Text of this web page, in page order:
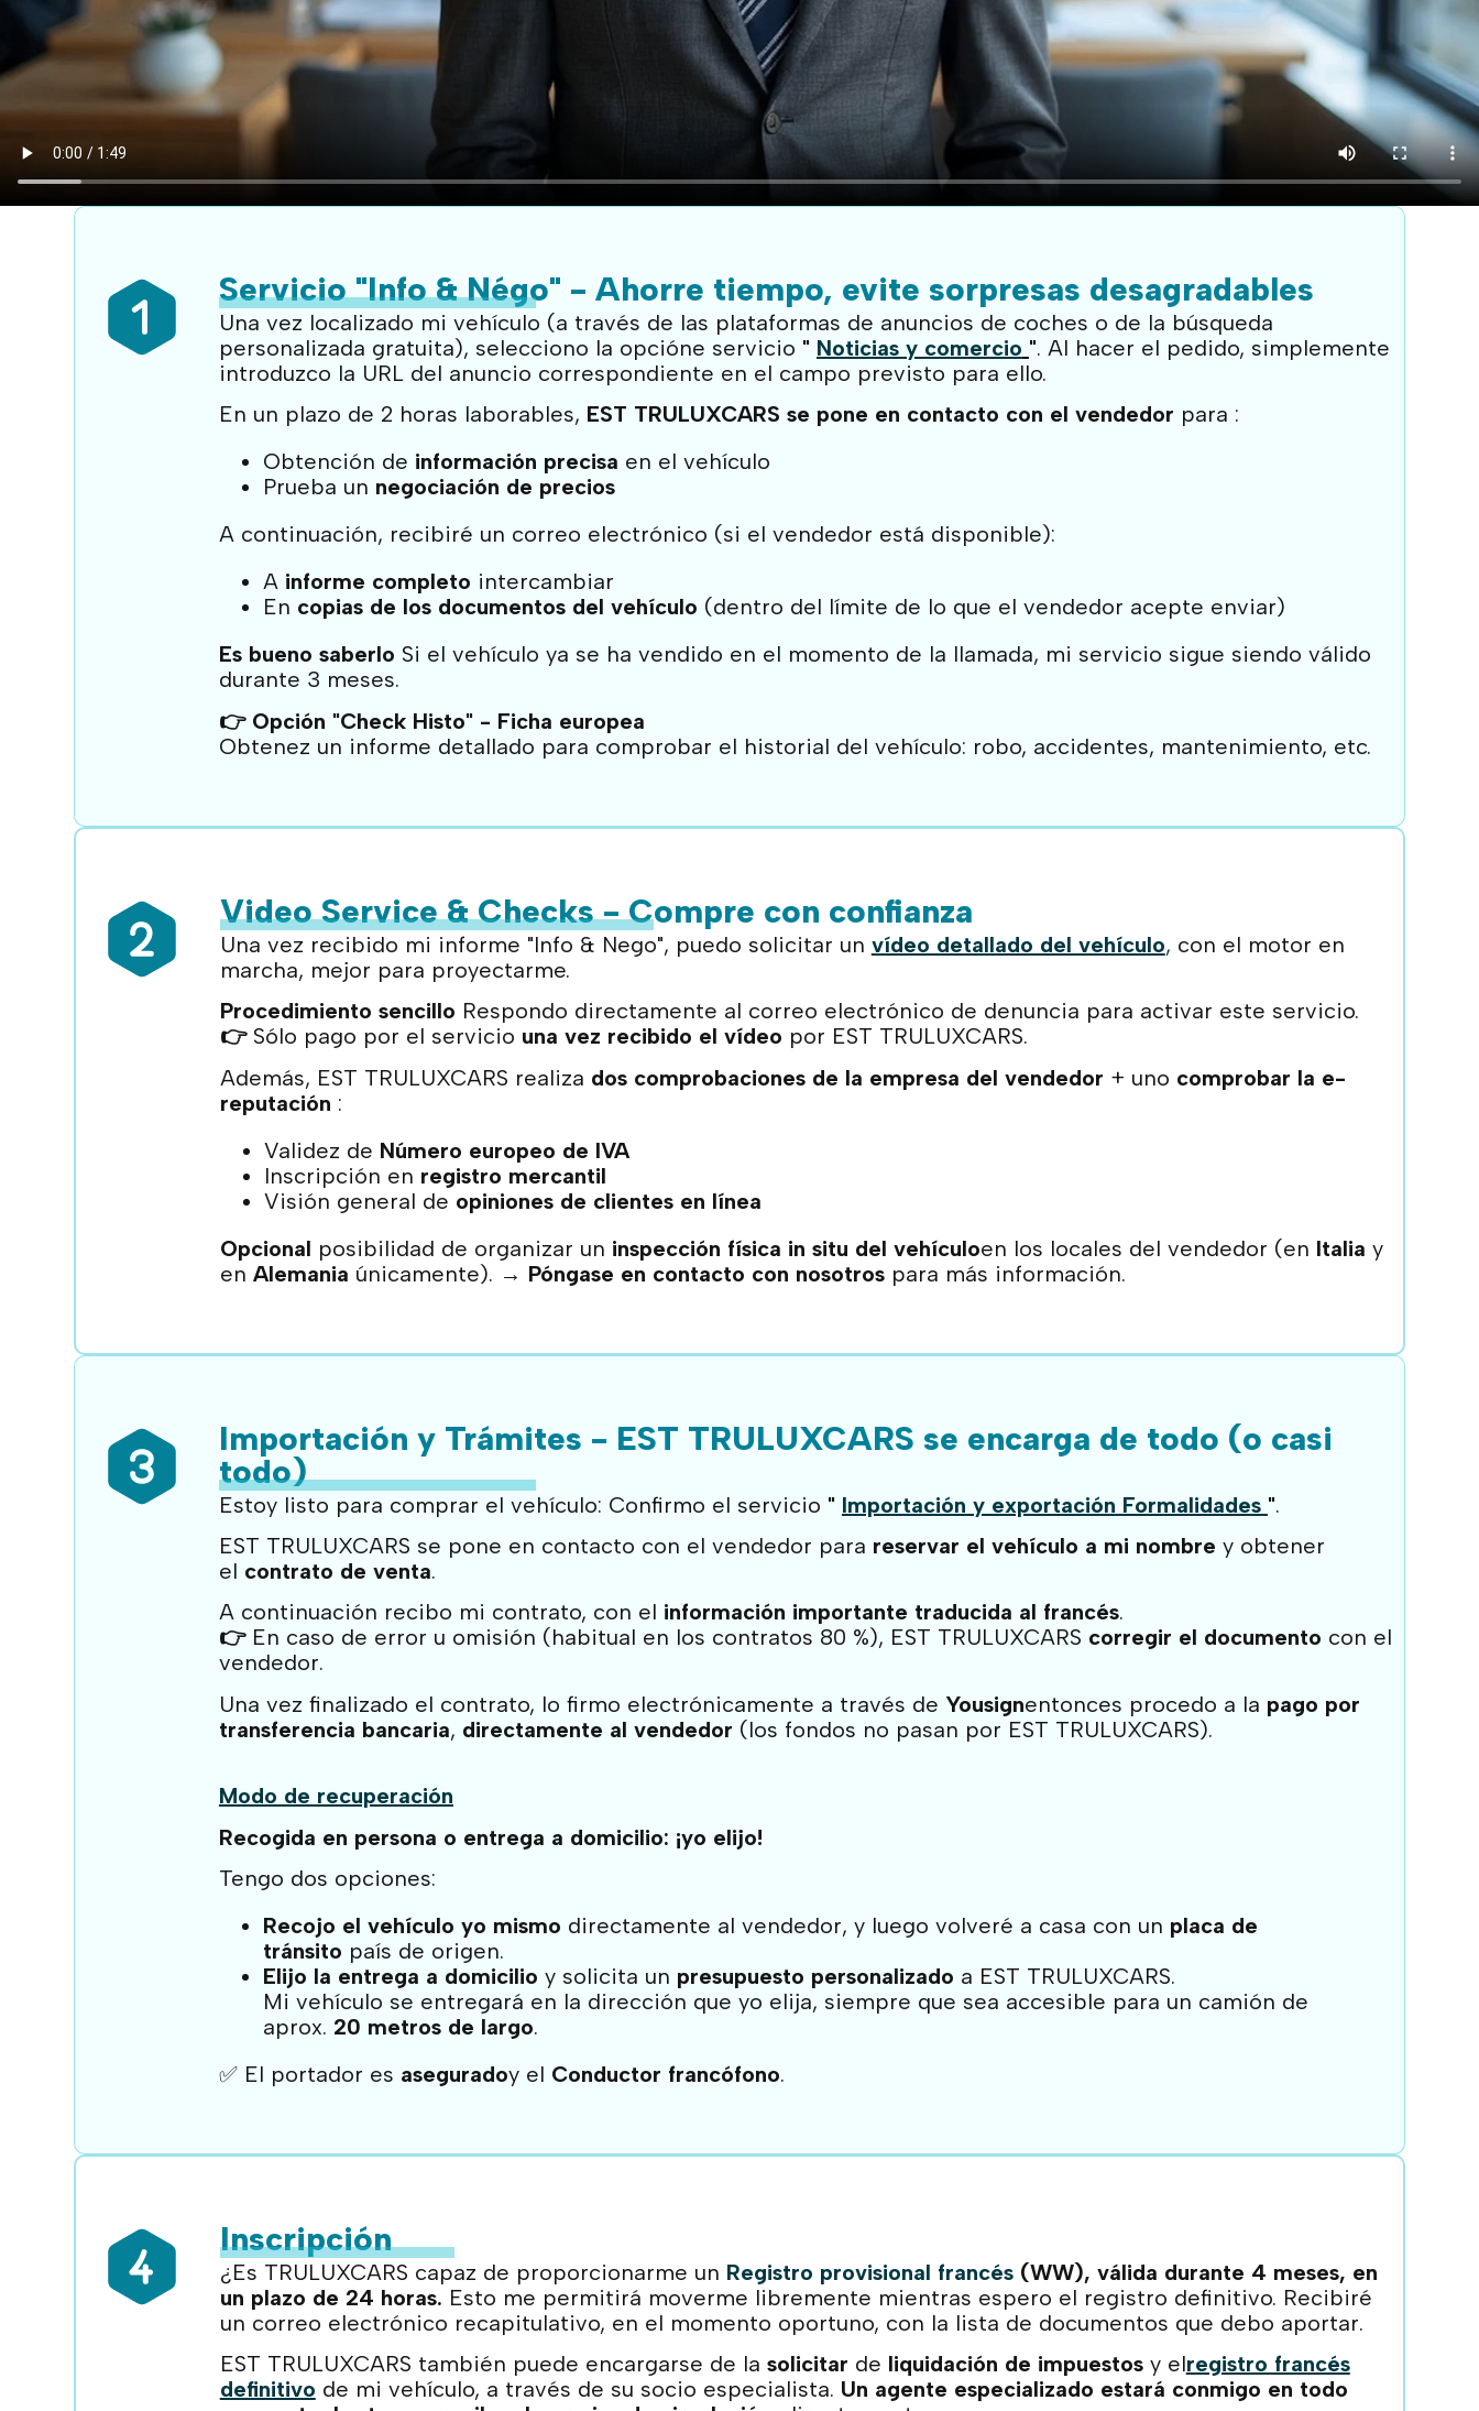
Servicio "Info & Négo" - Ahorre tiempo, evite sorpresas desagradables
Una vez localizado mi vehículo (a través de las plataformas de anuncios de coches o de la búsqueda
personalizada gratuita), selecciono la opcióne servicio " Noticias y comercio ". Al hacer el pedido, simplemente
introduzco la URL del anuncio correspondiente en el campo previsto para ello.
En un plazo de 2 horas laborables, EST TRULUXCARS se pone en contacto con el vendedor para :
Obtención de información precisa en el vehículo
Prueba un negociación de precios
A continuación, recibiré un correo electrónico (si el vendedor está disponible):
A informe completo intercambiar
En copias de los documentos del vehículo (dentro del límite de lo que el vendedor acepte enviar)
Es bueno saberlo Si el vehículo ya se ha vendido en el momento de la llamada, mi servicio sigue siendo válido
durante 3 meses.
👉 Opción "Check Histo" - Ficha europea
Obtenez un informe detallado para comprobar el historial del vehículo: robo, accidentes, mantenimiento, etc.
Video Service & Checks - Compre con confianza
Una vez recibido mi informe "Info & Nego", puedo solicitar un vídeo detallado del vehículo, con el motor en
marcha, mejor para proyectarme.
Procedimiento sencillo Respondo directamente al correo electrónico de denuncia para activar este servicio.
👉 Sólo pago por el servicio una vez recibido el vídeo por EST TRULUXCARS.
Además, EST TRULUXCARS realiza dos comprobaciones de la empresa del vendedor + uno comprobar la e-
reputación :
Validez de Número europeo de IVA
Inscripción en registro mercantil
Visión general de opiniones de clientes en línea
Opcional posibilidad de organizar un inspección física in situ del vehículoen los locales del vendedor (en Italia y
en Alemania únicamente). → Póngase en contacto con nosotrospara más información.
Importación y Trámites - EST TRULUXCARS se encarga de todo (o casi
todo)
Estoy listo para comprar el vehículo: Confirmo el servicio " Importación y exportación Formalidades ".
EST TRULUXCARS se pone en contacto con el vendedor para reservar el vehículo a mi nombre y obtener
el contrato de venta.
A continuación recibo mi contrato, con el información importante traducida al francés.
👉 En caso de error u omisión (habitual en los contratos 80 %), EST TRULUXCARS corregir el documento con el
vendedor.
Una vez finalizado el contrato, lo firmo electrónicamente a través de Yousignentonces procedo a la pago por
transferencia bancaria, directamente al vendedor (los fondos no pasan por EST TRULUXCARS).
Modo de recuperación
Recogida en persona o entrega a domicilio: ¡yo elijo!
Tengo dos opciones:
Recojo el vehículo yo mismo directamente al vendedor, y luego volveré a casa con un placa de
tránsito país de origen.
Elijo la entrega a domicilio y solicita un presupuesto personalizado a EST TRULUXCARS.
Mi vehículo se entregará en la dirección que yo elija, siempre que sea accesible para un camión de
aprox. 20 metros de largo.
✅ El portador es aseguradoy el Conductor francófono.
Inscripción
¿Es TRULUXCARS capaz de proporcionarme un Registro provisional francés(WW), válida durante 4 meses, en
un plazo de 24 horas. Esto me permitirá moverme libremente mientras espero el registro definitivo. Recibiré
un correo electrónico recapitulativo, en el momento oportuno, con la lista de documentos que debo aportar.
EST TRULUXCARS también puede encargarse de la solicitar de liquidación de impuestosy elregistro francés
definitivo de mi vehículo, a través de su socio especialista. Un agente especializado estará conmigo en todo